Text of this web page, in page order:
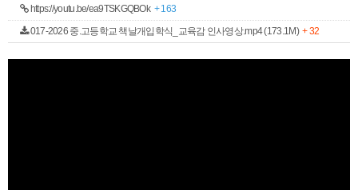
https://youtu.be/ea9TSKGQBOk + 163
017-2026 중.고등학교 책날개입학식_교육감 인사영상.mp4 (173.1M)+ 32